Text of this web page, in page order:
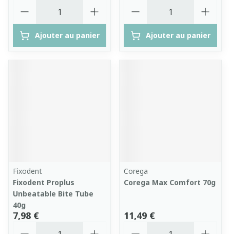
Ajouter au panier Ajouter au panier
Fixodent
Fixodent Proplus
Unbeatable Bite Tube
40g
7,98 €
Corega
Corega Max Comfort 70g
11,49 €